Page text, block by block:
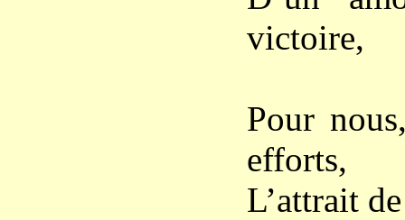
victoire,
Pour
efforts,
L’attrait